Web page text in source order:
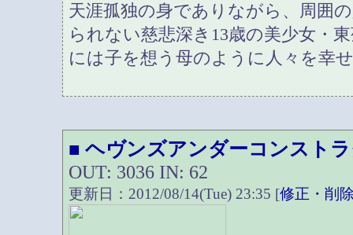
天涯孤独の身でありながら、周囲
られない慈悲深き13歳の美少女・
には子を想う母のように人々を
■ ヘヴンズアンダーコンスト
OUT: 3036 IN: 62
更新日：2012/08/14(Tue) 23:35 [修正・削